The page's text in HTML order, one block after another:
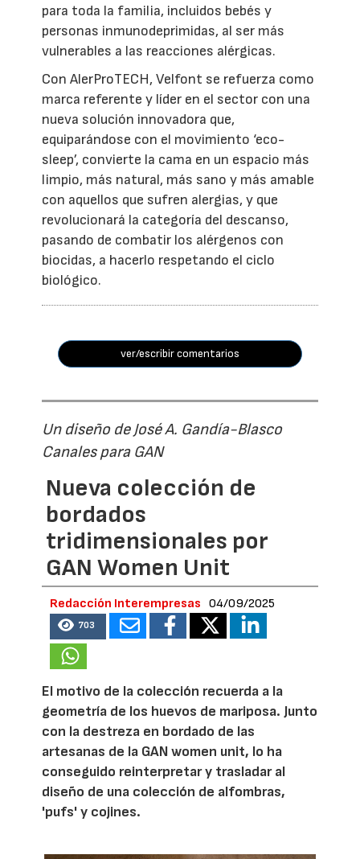
para toda la familia, incluidos bebés y
personas inmunodeprimidas, al ser más
vulnerables a las reacciones alérgicas.
Con AlerProTECH, Velfont se refuerza como
marca referente y líder en el sector con una
nueva solución innovadora que,
equiparándose con el movimiento ‘eco-
sleep’, convierte la cama en un espacio más
limpio, más natural, más sano y más amable
con aquellos que sufren alergias, y que
revolucionará la categoría del descanso,
pasando de combatir los alérgenos con
biocidas, a hacerlo respetando el ciclo
biológico.
ver/escribir comentarios
Un diseño de José A. Gandía-Blasco
Canales para GAN
Nueva colección de
bordados
tridimensionales por
GAN Women Unit
Redacción Interempresas 04/09/2025
703
El motivo de la colección recuerda a la
geometría de los huevos de mariposa. Junto
con la destreza en bordado de las
artesanas de la GAN women unit, lo ha
conseguido reinterpretar y trasladar al
diseño de una colección de alfombras,
'pufs' y cojines.